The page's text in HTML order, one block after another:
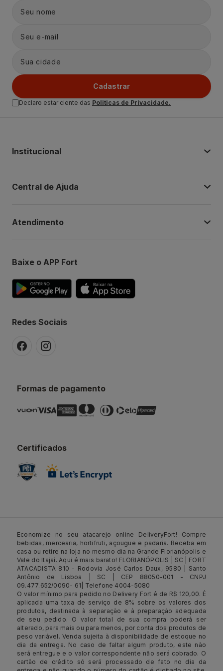
Cadastrar
Declaro estar ciente das Politicas de Privacidade.
Institucional
Central de Ajuda
Atendimento
Baixe o APP Fort
Redes Sociais
Formas de pagamento
Certificados
Economize no seu atacarejo online DeliveryFort! Compre
bebidas, mercearia, hortifruti, açougue e padaria. Receba em
casa ou retire na loja no mesmo dia na Grande Florianópolis e
Vale do Itajaí. Aqui é mais barato! FLORIANÓPOLIS | SC | FORT
ATACADISTA 810 - Rodovia José Carlos Daux, 9580 | Santo
Antônio de Lisboa | SC | CEP 88050-001 - CNPJ
09.477.652/0090- 61| Telefone 4004-5080
O valor mínimo para pedido no Delivery Fort é de R$ 120,00. É
aplicada uma taxa de serviço de 8% sobre os valores dos
produtos, destinada à separação e à preparação adequada
de seu pedido. O valor total de sua compra poderá ser
alterado, para mais ou para menos, por conta dos produtos de
peso variável. Venda sujeita à disponibilidade de estoque no
dia da entrega. No caso de faltar algum produto, este não
será entregue e o valor correspondente não será cobrado. O
cartão de crédito só será processado de fato no dia da